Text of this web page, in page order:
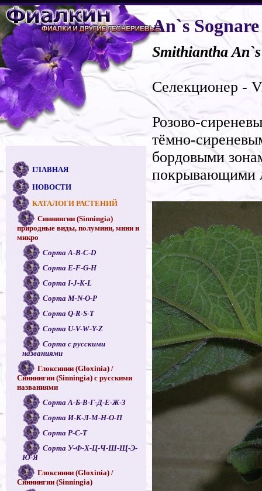
ГЛАВНАЯ
НОВОСТИ
КАТАЛОГИ РАСТЕНИЙ
Синнингии (Sinningia)
природные виды, полумини, мини и
микро
Сорта A-B-C-D
Сорта E-F-G-H
Сорта I-J-K-L
Сорта M-N-O-P
Сорта Q-R-S-T
Сорта U-V-W-Y-Z
Сорта с русскими
названиями
Глоксинии (Gloxinia) /
Синнингии (Sinningia) с русскими
названиями
Сорта А-Б-В-Г-Д-Е-Ж-З
Сорта И-К-Л-М-Н-О-П
Сорта Р-С-Т
Сорта У-Ф-Х-Ц-Ч-Ш-Щ-Э-
Ю-Я
Глоксинии (Gloxinia) /
Синнингии (Sinningia)
An`s
Smithiantha
Селекционер -
Розово-
тёмно-
бордовыми
покрывающими